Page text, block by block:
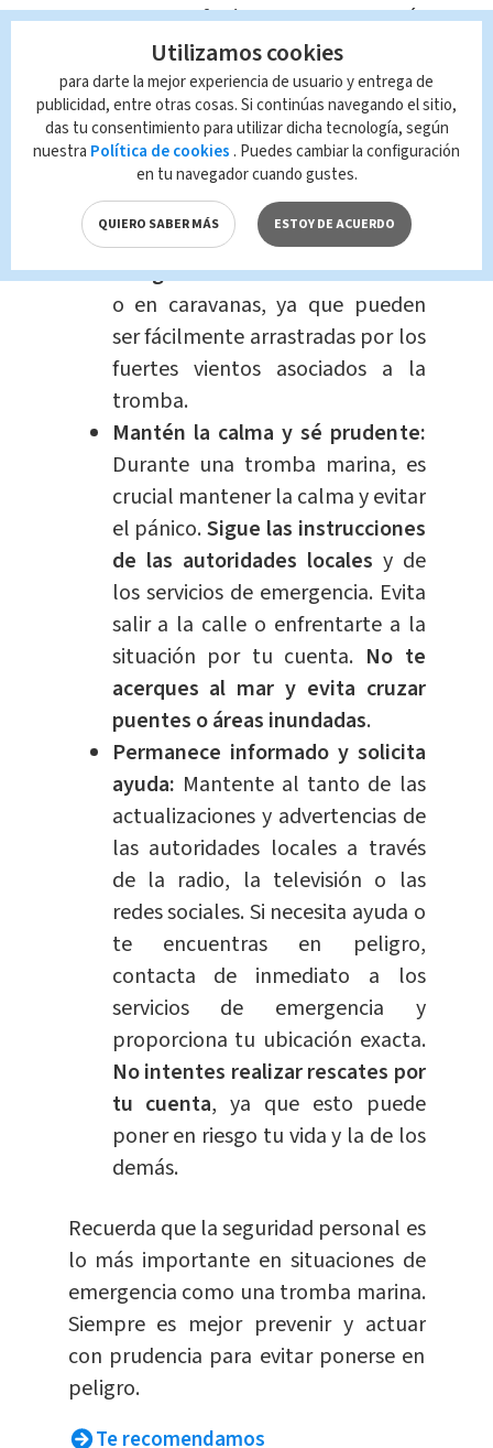
Busca refugio seguro:Lo más
importante es
inmediatamente del áreadonde
se ha formado la tromba marina.
Busca un lugar alto y seguro,
como un edificio resistente o una
colina, lejos de la costa y de
posibles objetos voladores.Evita
refugiarte en estructuras débiles
o en caravanas, ya que pueden
ser fácilmente arrastradas por los
fuertes vientos asociados a la
tromba.
Mantén la calma y sé prudente:
Durante una tromba marina, es
crucial mantener la calma y evitar
el pánico.Sigue las instrucciones
de las autoridades locales y de
los servicios de emergencia. Evita
salir a la calle o enfrentarte a la
situación por tu cuenta. No te
acerques al mar y evita cruzar
puentes o áreas inundadas.
Permanece informado y solicita
ayuda: Mantente al tanto de las
actualizaciones y advertencias de
las autoridades locales a través
de la radio, la televisión o las
redes sociales. Si necesita ayuda o
te encuentras en peligro,
contacta de inmediato a los
servicios de emergencia y
proporciona tu ubicación exacta.
No intentes realizar rescates por
tu cuenta, ya que esto puede
poner en riesgo tu vida y la de los
demás.
Recuerda que la seguridad personal es
lo más importante en situaciones de
emergencia como una tromba marina.
Siempre es mejor prevenir y actuar
con prudencia para evitar ponerse en
peligro.
Te recomendamos
Utilizamos cookies
para darte la mejor experiencia de usuario y entrega de
publicidad, entre otras cosas. Si continúas navegando el sitio,
das tu consentimiento para utilizar dicha tecnología, según
nuestra Política de cookies . Puedes cambiar la configuración
en tu navegador cuando gustes.
QUIERO SABER MÁS ESTOY DE ACUERDO